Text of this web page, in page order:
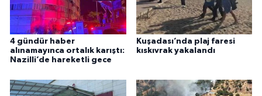
4 gündür haber
alınamayınca ortalık karıştı:
Nazilli’de hareketli gece
Kuşadası’nda plaj faresi
kıskıvrak yakalandı